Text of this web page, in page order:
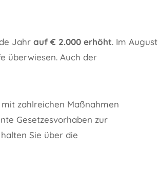
Jahr auf € 2.000 erhöht. Im August
überwiesen. Auch der
zahlreichen Maßnahmen
Gesetzesvorhaben zur
Sie über die